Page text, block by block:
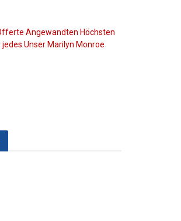
Angewandten Höchsten
Unser Marilyn Monroe